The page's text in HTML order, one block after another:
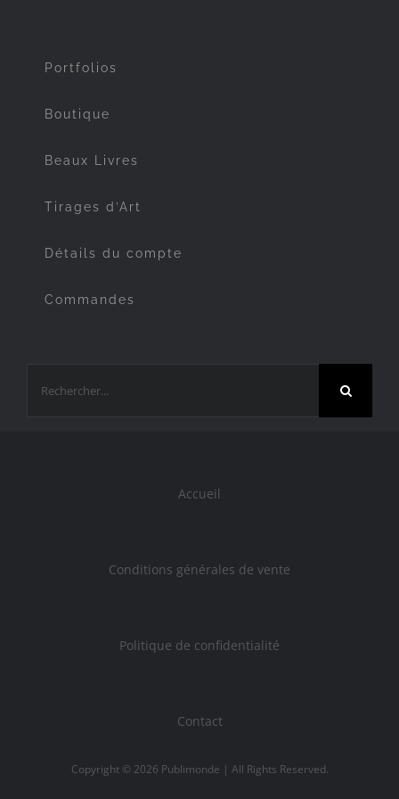
Portfolios
Boutique
Beaux Livres
Tirages d’Art
Détails du compte
Commandes
Accueil
Conditions générales de vente
Politique de confidentialité
Contact
Copyright © 2026 Publimonde | All Rights Reserved.